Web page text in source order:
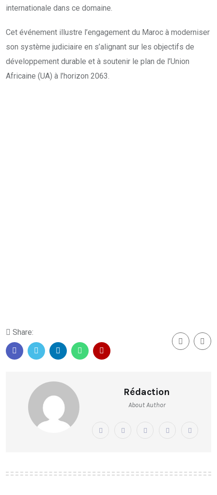
internationale dans ce domaine.
Cet événement illustre l’engagement du Maroc à moderniser
son système judiciaire en s’alignant sur les objectifs de
développement durable et à soutenir le plan de l’Union
Africaine (UA) à l’horizon 2063.
Share:
Rédaction
About Author